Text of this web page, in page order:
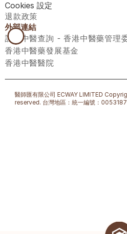
Cookies 設定
退款政策
外部連結
註冊中醫查詢 - 香港中醫藥管理
香港中醫藥發展基金
香港中醫醫院
醫師匯有限公司 ECWAY LIMITED
reserved. 台灣地區：統一編號：